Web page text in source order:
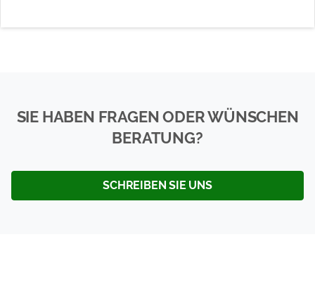
SIE HABEN FRAGEN ODER WÜNSCHEN
BERATUNG?
SCHREIBEN SIE UNS